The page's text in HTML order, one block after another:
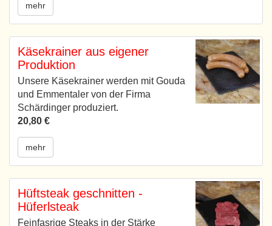
mehr
Käsekrainer aus eigener
Produktion
Unsere Käsekrainer werden mit Gouda
und Emmentaler von der Firma
Schärdinger produziert.
20,80 €
mehr
Hüftsteak geschnitten -
Hüferlsteak
Feinfasrige Steaks in der Stärke